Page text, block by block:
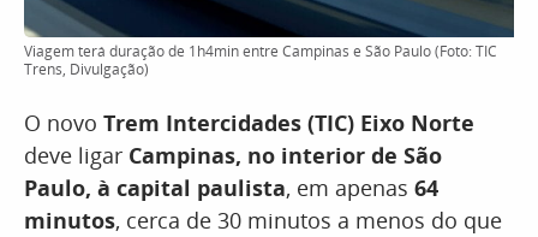
Viagem terá duração de 1h4min entre Campinas e São Paulo (Foto: TIC
Trens, Divulgação)
O novo Trem Intercidades (TIC) Eixo Norte
deve ligar Campinas, no interior de São
Paulo, à capital paulista, em apenas 64
minutos, cerca de 30 minutos a menos do que